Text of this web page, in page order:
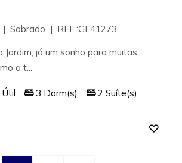
| Sobrado | REF.:GL41273
Jardim, já um sonho para muitas
a t...
3 Dorm(s)
2 Suíte(s)